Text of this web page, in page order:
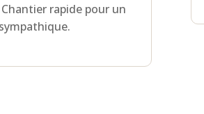
Chantier rapide pour un